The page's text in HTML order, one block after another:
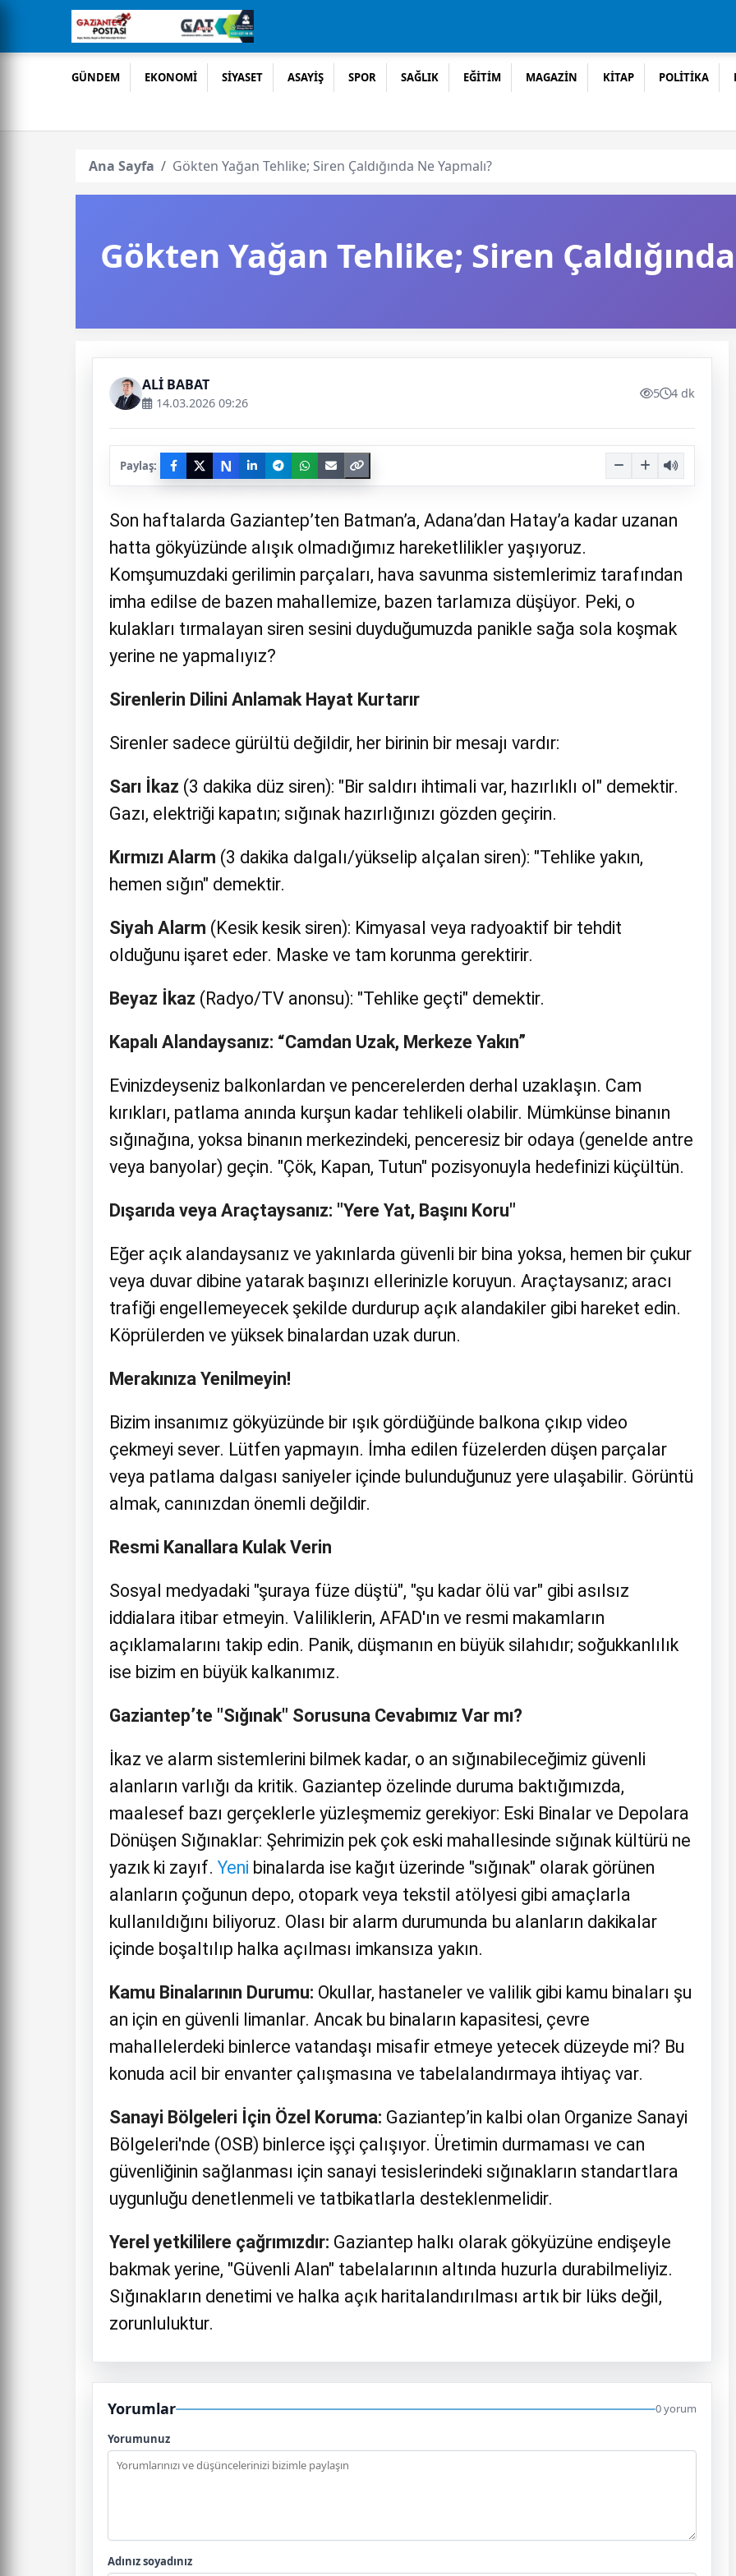
GÜNDEM EKONOMİ SİYASET ASAYİŞ SPOR SAĞLIK EĞİTİM MAGAZİN KİTAP POLİTİKA
Ana Sayfa Gökten Yağan Tehlike; Siren Çaldığında Ne Yapmalı?
Gökten Yağan Tehlike; Siren
ALİ BABAT
14.03.2026 09:26
5 4 dk
Paylaş: N
Son haftalarda Gaziantep’ten Batman’a, Adana’dan Hatay’a kadar uzanan
hatta gökyüzünde alışık olmadığımız hareketlilikler yaşıyoruz.
Komşumuzdaki gerilimin parçaları, hava savunma sistemlerimiz tarafından
imha edilse de bazen mahallemize, bazen tarlamıza düşüyor. Peki, o
kulakları tırmalayan siren sesini duyduğumuzda panikle sağa sola koşmak
yerine ne yapmalıyız?
Sirenlerin Dilini Anlamak Hayat Kurtarır
Sirenler sadece gürültü değildir, her birinin bir mesajı vardır:
Sarı İkaz (3 dakika düz siren): "Bir saldırı ihtimali var, hazırlıklı ol" demektir.
Gazı, elektriği kapatın; sığınak hazırlığınızı gözden geçirin.
Kırmızı Alarm (3 dakika dalgalı/yükselip alçalan siren): "Tehlike yakın,
hemen sığın" demektir.
Siyah Alarm (Kesik kesik siren): Kimyasal veya radyoaktif bir tehdit
olduğunu işaret eder. Maske ve tam korunma gerektirir.
Beyaz İkaz (Radyo/TV anonsu): "Tehlike geçti" demektir.
Kapalı Alandaysanız: “Camdan Uzak, Merkeze Yakın”
Evinizdeyseniz balkonlardan ve pencerelerden derhal uzaklaşın. Cam
kırıkları, patlama anında kurşun kadar tehlikeli olabilir. Mümkünse binanın
sığınağına, yoksa binanın merkezindeki, penceresiz bir odaya (genelde antre
veya banyolar) geçin. "Çök, Kapan, Tutun" pozisyonuyla hedefinizi küçültün.
Dışarıda veya Araçtaysanız: "Yere Yat, Başını Koru"
Eğer açık alandaysanız ve yakınlarda güvenli bir bina yoksa, hemen bir çukur
veya duvar dibine yatarak başınızı ellerinizle koruyun. Araçtaysanız; aracı
trafiği engellemeyecek şekilde durdurup açık alandakiler gibi hareket edin.
Köprülerden ve yüksek binalardan uzak durun.
Merakınıza Yenilmeyin!
Bizim insanımız gökyüzünde bir ışık gördüğünde balkona çıkıp video
çekmeyi sever. Lütfen yapmayın. İmha edilen füzelerden düşen parçalar
veya patlama dalgası saniyeler içinde bulunduğunuz yere ulaşabilir. Görüntü
almak, canınızdan önemli değildir.
Resmi Kanallara Kulak Verin
Sosyal medyadaki "şuraya füze düştü", "şu kadar ölü var" gibi asılsız
iddialara itibar etmeyin. Valiliklerin, AFAD'ın ve resmi makamların
açıklamalarını takip edin. Panik, düşmanın en büyük silahıdır; soğukkanlılık
ise bizim en büyük kalkanımız.
Gaziantep’te "Sığınak" Sorusuna Cevabımız Var mı?
İkaz ve alarm sistemlerini bilmek kadar, o an sığınabileceğimiz güvenli
alanların varlığı da kritik. Gaziantep özelinde duruma baktığımızda,
maalesef bazı gerçeklerle yüzleşmemiz gerekiyor: Eski Binalar ve Depolara
Dönüşen Sığınaklar: Şehrimizin pek çok eski mahallesinde sığınak kültürü ne
yazık ki zayıf. Yeni binalarda ise kağıt üzerinde "sığınak" olarak görünen
alanların çoğunun depo, otopark veya tekstil atölyesi gibi amaçlarla
kullanıldığını biliyoruz. Olası bir alarm durumunda bu alanların dakikalar
içinde boşaltılıp halka açılması imkansıza yakın.
Kamu Binalarının Durumu: Okullar, hastaneler ve valilik gibi kamu binaları şu
an için en güvenli limanlar. Ancak bu binaların kapasitesi, çevre
mahallelerdeki binlerce vatandaşı misafir etmeye yetecek düzeyde mi? Bu
konuda acil bir envanter çalışmasına ve tabelalandırmaya ihtiyaç var.
Sanayi Bölgeleri İçin Özel Koruma: Gaziantep’in kalbi olan Organize Sanayi
Bölgeleri'nde (OSB) binlerce işçi çalışıyor. Üretimin durmaması ve can
güvenliğinin sağlanması için sanayi tesislerindeki sığınakların standartlara
uygunluğu denetlenmeli ve tatbikatlarla desteklenmelidir.
Yerel yetkililere çağrımızdır: Gaziantep halkı olarak gökyüzüne endişeyle
bakmak yerine, "Güvenli Alan" tabelalarının altında huzurla durabilmeliyiz.
Sığınakların denetimi ve halka açık haritalandırılması artık bir lüks değil,
zorunluluktur.
Yorumlar 0 yorum
Yorumunuz
Adınız soyadınız